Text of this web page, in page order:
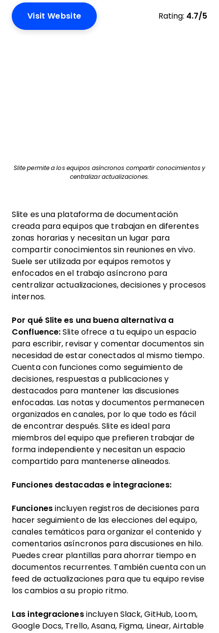
Visit Website Rating: 4.7/5
Slite permite a los equipos asíncronos compartir conocimientos y
centralizar actualizaciones.
Slite es una plataforma de documentación
creada para equipos que trabajan en diferentes
zonas horarias y necesitan un lugar para
compartir conocimientos sin reuniones en vivo.
Suele ser utilizada por equipos remotos y
enfocados en el trabajo asíncrono para
centralizar actualizaciones, decisiones y procesos
internos.
Por qué Slite es una buena alternativa a
Confluence:Slite ofrece a tu equipo un espacio
para escribir, revisar y comentar documentos sin
necesidad de estar conectados al mismo tiempo.
Cuenta con funciones como seguimiento de
decisiones, respuestas a publicaciones y
destacados para mantener las discusiones
enfocadas. Las notas y documentos permanecen
organizados en canales, por lo que todo es fácil
de encontrar después. Slite es ideal para
miembros del equipo que prefieren trabajar de
forma independiente y necesitan un espacio
compartido para mantenerse alineados.
Funciones destacadas e integraciones:
Funcionesincluyen registros de decisiones para
hacer seguimiento de las elecciones del equipo,
canales temáticos para organizar el contenido y
comentarios asíncronos para discusiones en hilo.
Puedes crear plantillas para ahorrar tiempo en
documentos recurrentes. También cuenta con un
feed de actualizaciones para que tu equipo revise
los cambios a su propio ritmo.
Las integracionesincluyen Slack, GitHub, Loom,
Google Docs, Trello, Asana, Figma, Linear, Airtable